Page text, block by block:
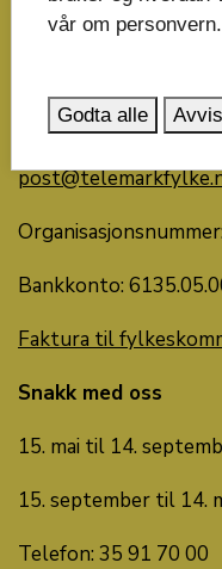
Skriv til oss
Postboks 2844
3702 Skien
Bankkonto:
Faktura til
Snakk med oss
15. mai til 14.
15. september til 14.
Telefon: 35 91 70 00
vår om personvern.
Godta alle